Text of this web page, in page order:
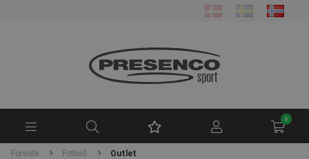
0
Forside Fotball Outlet